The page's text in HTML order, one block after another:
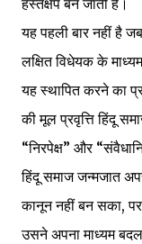
हस्तक्षेप बन जाती है।
यह पहली बार नहीं है
लक्षित विधेयक के
यह स्थापित करने का
की मूल प्रवृत्ति हिंदू
“निरपेक्ष” और
हिंदू समाज जन्मजात
कानून नहीं बन सका, पर
उसने अपना माध्यम